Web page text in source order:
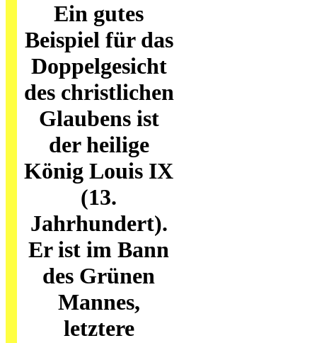
Ein gutes
Beispiel für das
Doppelgesicht
des christlichen
Glaubens ist
der heilige
König Louis IX
(13.
Jahrhundert).
Er ist im Bann
des Grünen
Mannes,
letztere